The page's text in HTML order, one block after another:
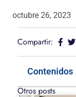
octubre 26, 2023
Compartir:
Contenidos
Otros posts